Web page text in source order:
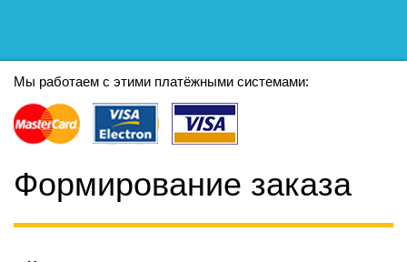
Мы работаем с этими платёжными системами:
Формирование заказа